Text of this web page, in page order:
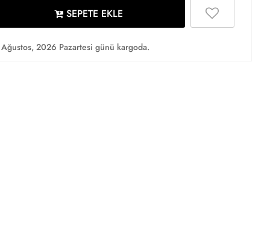
SEPETE EKLE
2026 Pazartesi günü kargoda.